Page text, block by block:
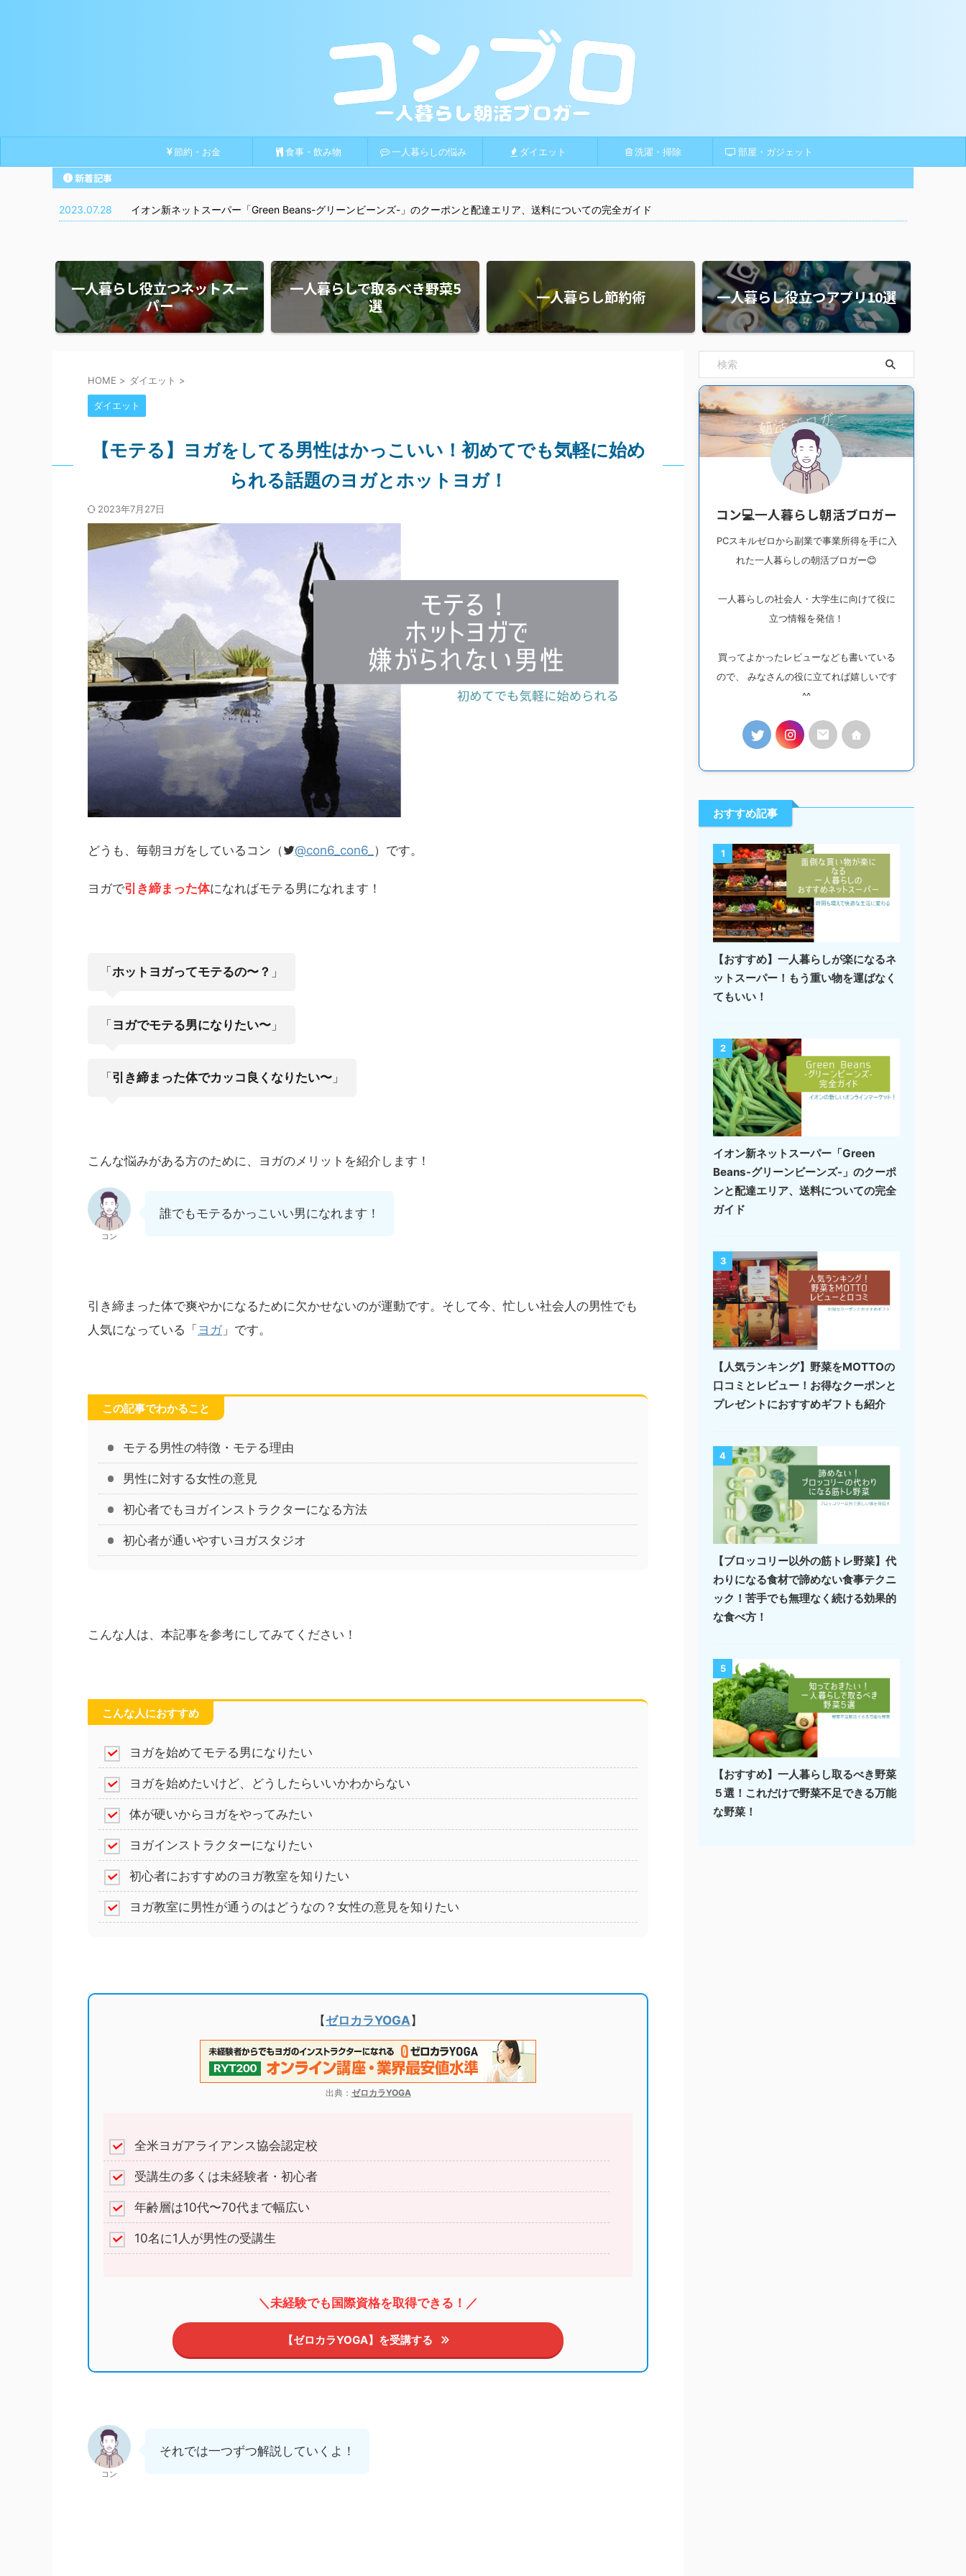
節約・お金 食事・飲み物 一人暮らしの悩み ダイエット 洗濯・掃除 部屋・ガジェット
新着記事
2023.07.28 イオン新ネットスーパー「Green Beans-グリーンビーンズ-」のクーポンと配達エリア、送料についての完全ガイド
一人暮らし役立つネットスー
パー
一人暮らしで取るべき野菜5
選
一人暮らし節約術 一人暮らし役立つアプリ10選
HOME > ダイエット >
ダイエット
【モテる】ヨガをしてる男性はかっこいい！初めてでも気軽に始め
られる話題のヨガとホットヨガ！
2023年7月27日
どうも、毎朝ヨガをしているコン（ @con6_con6_ ）です。
ヨガで引き締まった体になればモテる男になれます！
「 ホットヨガってモテるの〜？ 」
「ヨガでモテる男になりたい〜 」
「引き締まった体でカッコ良くなりたい〜 」
こんな悩みがある方のために、ヨガのメリットを紹介します！
コン
誰でもモテるかっこいい男になれます！
引き締まった体で爽やかになるために欠かせないのが運動です。そして今、忙しい社会人の男性でも
人気になっている「 ヨガ」です。
この記事でわかること
モテる男性の特徴・モテる理由
男性に対する女性の意見
初心者でもヨガインストラクターになる方法
初心者が通いやすいヨガスタジオ
こんな人は、本記事を参考にしてみてください！
こんな人におすすめ
ヨガを始めてモテる男になりたい
ヨガを始めたいけど、どうしたらいいかわからない
体が硬いからヨガをやってみたい
ヨガインストラクターになりたい
初心者におすすめのヨガ教室を知りたい
ヨガ教室に男性が通うのはどうなの？女性の意見を知りたい
【 ゼロカラYOGA】
出典： ゼロカラYOGA
全米ヨガアライアンス協会認定校
受講生の多くは未経験者・初心者
年齢層は10代〜70代まで幅広い
10名に1人が男性の受講生
＼未経験でも国際資格を取得できる！／
【ゼロカラYOGA】を受講する
コン
それでは一つずつ解説していくよ！
コン💻一人暮らし朝活ブロガー
PCスキルゼロから副業で事業所得を手に入
れた一人暮らしの朝活ブロガー😊
一人暮らしの社会人・大学生に向けて役に
立つ情報を発信！
買ってよかったレビューなども書いている
ので、 みなさんの役に立てれば嬉しいです
^^
おすすめ記事
1
【おすすめ】一人暮らしが楽になるネ
ットスーパー！もう重い物を運ばなく
てもいい！
2
イオン新ネットスーパー「Green
Beans-グリーンビーンズ-」のクーポ
ンと配達エリア、送料についての完全
ガイド
3
【人気ランキング】野菜をMOTTOの
口コミとレビュー！お得なクーポンと
プレゼントにおすすめギフトも紹介
4
【ブロッコリー以外の筋トレ野菜】代
わりになる食材で諦めない食事テクニ
ック！苦手でも無理なく続ける効果的
な食べ方！
5
【おすすめ】一人暮らし取るべき野菜
５選！これだけで野菜不足できる万能
な野菜！